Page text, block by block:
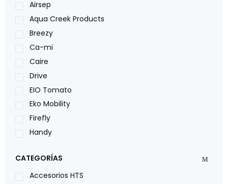
Airsep
Aqua Creek Products
Breezy
Ca-mi
Caire
Drive
EIO Tomato
Eko Mobility
Firefly
Handy
Leggero
Lumex
CATEGORÍAS
Accesorios HTS